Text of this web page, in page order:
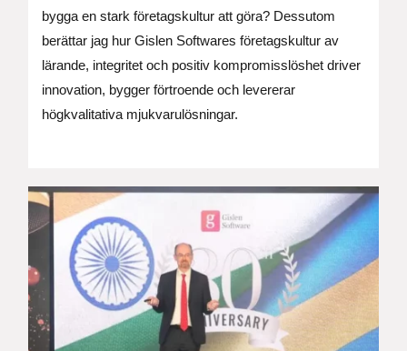
bygga en stark företagskultur att göra? Dessutom
berättar jag hur Gislen Softwares företagskultur av
lärande, integritet och positiv kompromisslöshet driver
innovation, bygger förtroende och levererar
högkvalitativa mjukvarulösningar.